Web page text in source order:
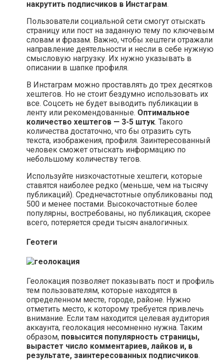
накрутить подписчиков в Инстаграм.
Пользователи социальной сети смогут отыскать
страницу или пост на заданную тему по ключевым
словам и фразам. Важно, чтобы хештеги отражали
направление деятельности и несли в себе нужную
смысловую нагрузку. Их нужно указывать в
описании в шапке профиля.
В Инстаграм можно проставлять до трех десятков
хештегов. Но не стоит бездумно использовать их
все. Соцсеть не будет выводить публикации в
ленту или рекомендованные. Оптимальное
количество хештегов — 3-5 штук. Такого
количества достаточно, что бы отразить суть
текста, изображения, профиля. Заинтересованный
человек сможет отыскать информацию по
небольшому количеству тегов.
Используйте низкочастотные хештеги, которые
ставятся наиболее редко (меньше, чем на тысячу
публикаций). Среднечастотные опубликованы под
500 и менее постами. Высокочастотные более
популярны, востребованы, но публикация, скорее
всего, потеряется среди тысяч аналогичных.
Геотеги
Геолокация позволяет показывать пост и профиль
тем пользователям, которые находятся в
определенном месте, городе, районе. Нужно
отметить место, к которому требуется привлечь
внимание. Если там находится целевая аудитория
аккаунта, геолокация несомненно нужна. Таким
образом, повысится популярность страницы,
вырастет число комментариев, лайков и, в
результате, заинтересованных подписчиков.